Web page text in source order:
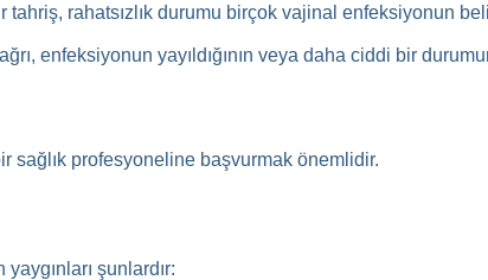
tahriş, rahatsızlık durumu birçok vajinal enfeksiyonun
enfeksiyonun yayıldığının veya daha ciddi bir
sağlık profesyoneline başvurmak önemlidir.
şunlardır: